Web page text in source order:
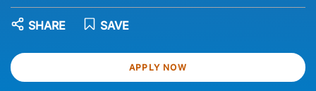
APPLY NOW
SAVE
SHARE